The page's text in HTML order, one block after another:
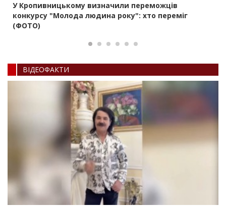
У Кропивницькому визначили переможців
конкурсу "Молода людина року": хто переміг
(ФОТО)
ВIДЕОФАКТИ